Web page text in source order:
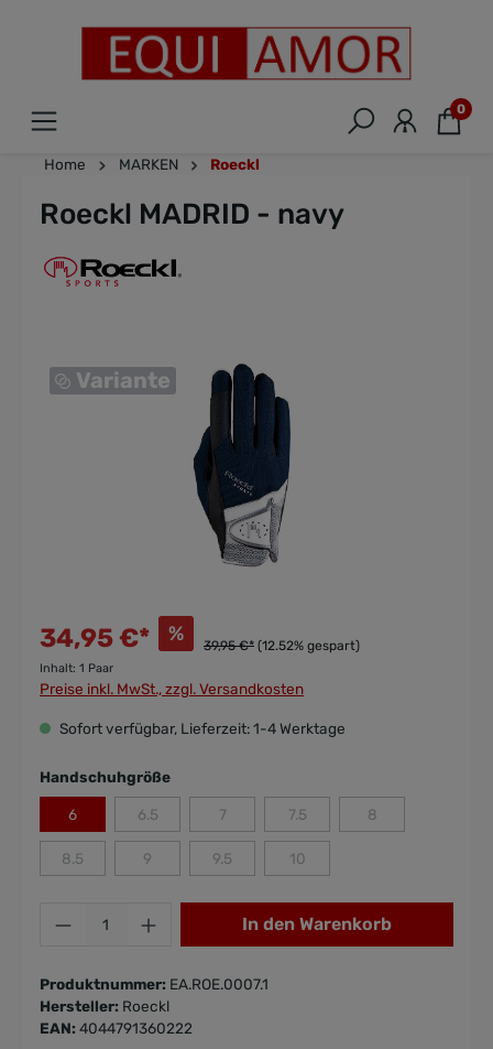
0
Home MARKEN Roeckl
Roeckl MADRID - navy
Variante
34,95 €* % 39,95 €* (12.52% gespart)
Inhalt: 1 Paar
Preise inkl. MwSt., zzgl. Versandkosten
Sofort verfügbar, Lieferzeit: 1-4 Werktage
Handschuhgröße
6 6.5 7 7.5 8
8.5 9 9.5 10
In den Warenkorb
Produktnummer: EA.ROE.0007.1
Hersteller: Roeckl
EAN: 4044791360222